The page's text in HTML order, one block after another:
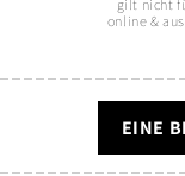
gilt nicht
online &
EINE